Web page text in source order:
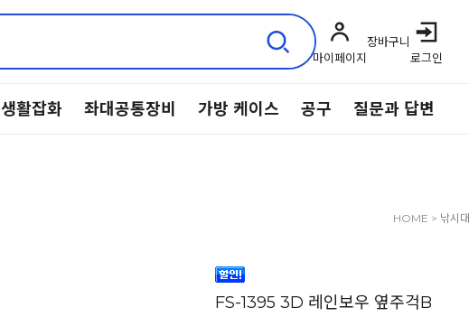
마이페이지
장바구니
로그인
생활잡화 좌대공통장비 가방 케이스 공구 질문과 답변
HOME > 낚시대
FS-1395 3D 레인보우 옆주걱B